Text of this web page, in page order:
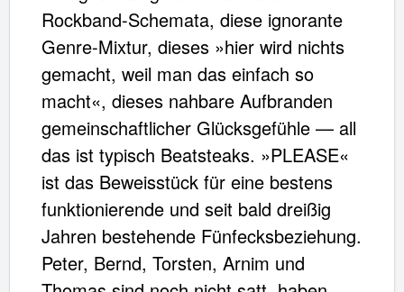
Rockband-Schemata, diese ignorante
Genre-Mixtur, dieses »hier wird nichts
gemacht, weil man das einfach so
macht«, dieses nahbare Aufbranden
gemeinschaftlicher Glücksgefühle — all
das ist typisch Beatsteaks. »PLEASE«
ist das Beweisstück für eine bestens
funktionierende und seit bald dreißig
Jahren bestehende Fünfecksbeziehung.
Peter, Bernd, Torsten, Arnim und